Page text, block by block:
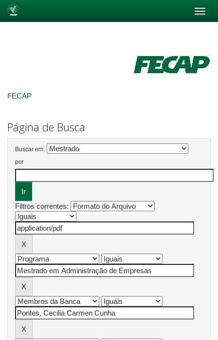
FECAP
Página de Busca
Buscar em:
por
Filtros correntes: